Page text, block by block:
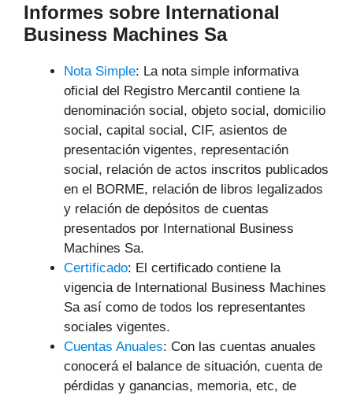
Informes sobre International
Business Machines Sa
Nota Simple: La nota simple informativa
oficial del Registro Mercantil contiene la
denominación social, objeto social, domicilio
social, capital social, CIF, asientos de
presentación vigentes, representación
social, relación de actos inscritos publicados
en el BORME, relación de libros legalizados
y relación de depósitos de cuentas
presentados por International Business
Machines Sa.
Certificado: El certificado contiene la
vigencia de International Business Machines
Sa así como de todos los representantes
sociales vigentes.
Cuentas Anuales: Con las cuentas anuales
conocerá el balance de situación, cuenta de
pérdidas y ganancias, memoria, etc, de